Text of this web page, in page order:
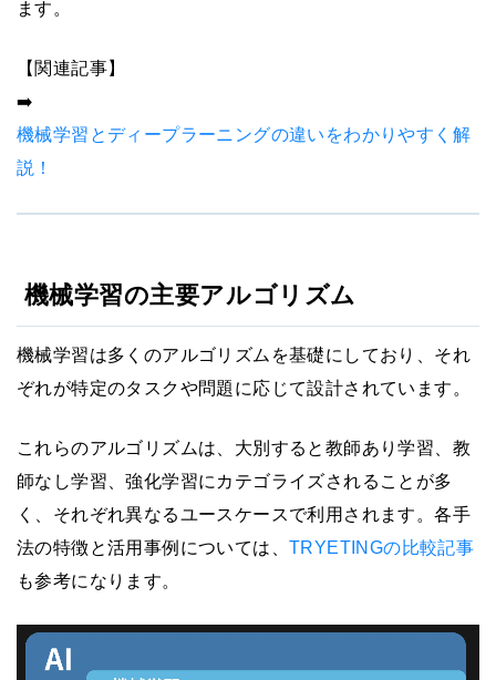
ます。
【関連記事】
➡️
機械学習とディープラーニングの違いをわかりやすく解
説！
機械学習の主要アルゴリズム
機械学習は多くのアルゴリズムを基礎にしており、それ
ぞれが特定のタスクや問題に応じて設計されています。
これらのアルゴリズムは、大別すると教師あり学習、教
師なし学習、強化学習にカテゴライズされることが多
く、それぞれ異なるユースケースで利用されます。各手
法の特徴と活用事例については、 TRYETINGの比較記事
も参考になります。